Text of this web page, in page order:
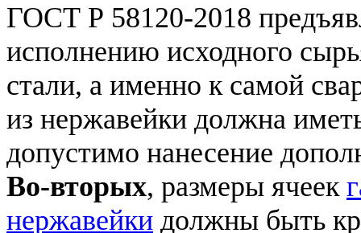
ГОСТ Р 58120-2018
исполнению исходного
стали, а именно к самой
из нержавейки должна
допустимо нанесение
Во-вторых, размеры ячеек
нержавейки должны быть